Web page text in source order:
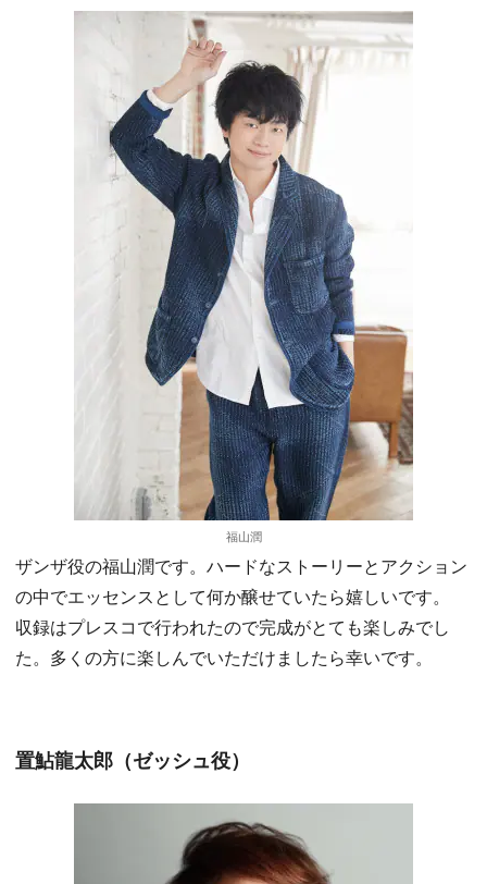
福山潤
ザンザ役の福山潤です。ハードなストーリーとアクション
の中でエッセンスとして何か醸せていたら嬉しいです。
収録はプレスコで行われたので完成がとても楽しみでし
た。多くの方に楽しんでいただけましたら幸いです。
置鮎龍太郎（ゼッシュ役）